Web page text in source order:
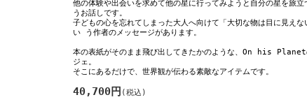
他の体験や出会いを求めて他の星に行ってみようと自分の星を旅立
うお話しです。
子どもの心を忘れてしまった大人へ向けて「大切な物は目に見えな
い う作者のメッセージがあります。
本の表紙がそのまま飛び出してきたかのような、On his Planet
ジェ。
そこにあるだけで、世界観が伝わる素敵なアイテムです。
40,700円 (税込)